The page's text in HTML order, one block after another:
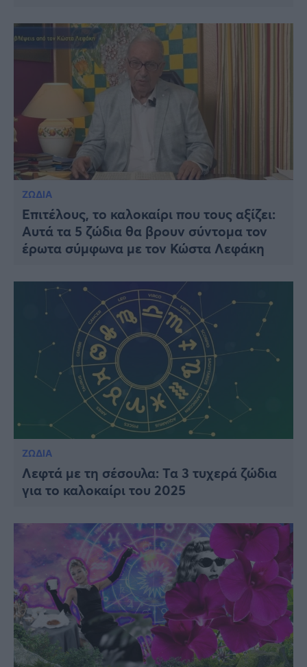
ΖΩΔΙΑ
Επιτέλους, το καλοκαίρι που τους αξίζει:
Αυτά τα 5 ζώδια θα βρουν σύντομα τον
έρωτα σύμφωνα με τον Κώστα Λεφάκη
ΖΩΔΙΑ
Λεφτά με τη σέσουλα: Τα 3 τυχερά ζώδια
για το καλοκαίρι του 2025